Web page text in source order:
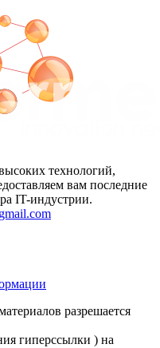
технологий,
вам последние
IT-индустрии.
разрешается
гиперссылки ) на